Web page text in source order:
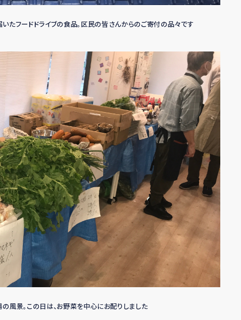
たフードドライブの食品。区民の皆さんからのご寄付の品々です
風景。この日は、お野菜を中心にお配りしました